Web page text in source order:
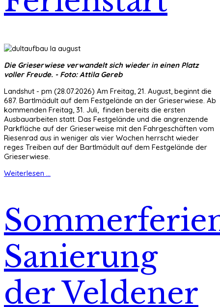
Die Grieserwiese verwandelt sich wieder in einen Platz
voller Freude. - Foto: Attila Gereb
Landshut - pm (28.07.2026) Am Freitag, 21. August, beginnt die
687. Bartlmädult auf dem Festgelände an der Grieserwiese. Ab
kommenden Freitag, 31. Juli, finden bereits die ersten
Ausbauarbeiten statt. Das Festgelände und die angrenzende
Parkfläche auf der Grieserweise mit den Fahrgeschäften vom
Riesenrad aus in weniger als vier Wochen herrscht wieder
reges Treiben auf der Bartlmädult auf dem Festgelände der
Grieserwiese.
Weiterlesen ...
Sanierung
der Veldener